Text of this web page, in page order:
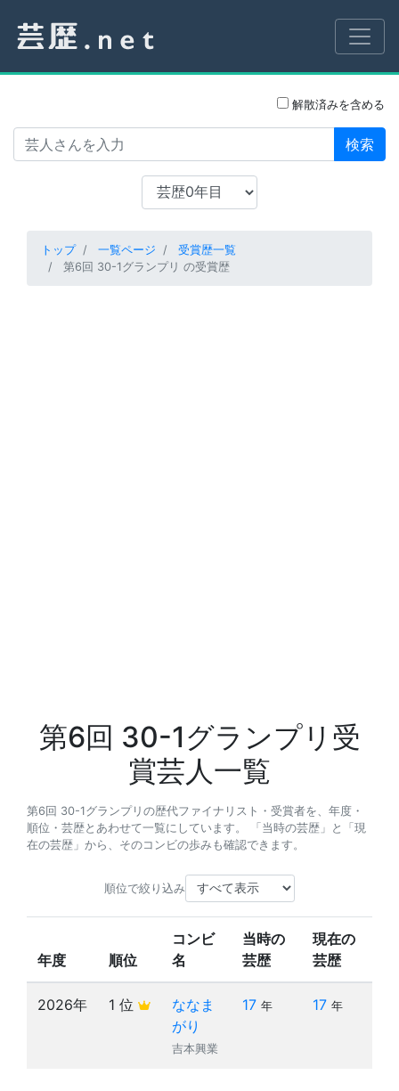
解散済みを含める
検索
トップ 一覧ページ
受賞歴一覧
第6回 30-1グランプリ の受賞歴
第6回 30-1グランプリ受
賞芸人一覧
第6回 30-1グランプリの歴代ファイナリスト・受賞者を、年度・
順位・芸歴とあわせて一覧にしています。 「当時の芸歴」と「現
在の芸歴」から、そのコンビの歩みも確認できます。
順位で絞り込み
年度 順位
コンビ
名
当時の
芸歴
現在の
芸歴
2026年 1 位
ななま
がり
吉本興業
17 年 17 年